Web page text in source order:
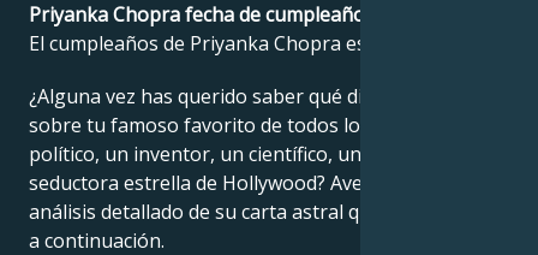
Priyanka Chopra fecha de cumpleaños?
El cumpleaños de Priyanka Chopra es el 18 julio 1982.
¿Alguna vez has querido saber qué dice la astrología
sobre tu famoso favorito de todos los tiempos: un
político, un inventor, un científico, un músico o una
seductora estrella de Hollywood? Averígualo en el
análisis detallado de su carta astral que encontrarás
a continuación.